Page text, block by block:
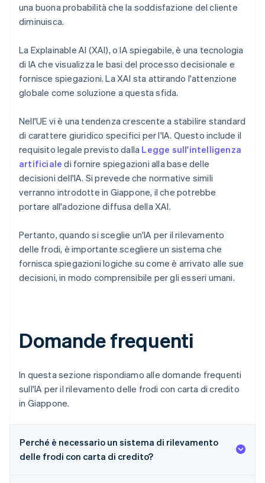
una buona probabilità che la soddisfazione del cliente
diminuisca.
La Explainable AI (XAI), o IA spiegabile, è una tecnologia
di IA che visualizza le basi del processo decisionale e
fornisce spiegazioni. La XAI sta attirando l'attenzione
globale come soluzione a questa sfida.
Nell'UE vi è una tendenza crescente a stabilire standard
di carattere giuridico specifici per l'IA. Questo include il
requisito legale previsto dalla Legge sull'intelligenza
artificiale di fornire spiegazioni alla base delle
decisioni dell'IA. Si prevede che normative simili
verranno introdotte in Giappone, il che potrebbe
portare all'adozione diffusa della XAI.
Pertanto, quando si sceglie un'IA per il rilevamento
delle frodi, è importante scegliere un sistema che
fornisca spiegazioni logiche su come è arrivato alle sue
decisioni, in modo comprensibile per gli esseri umani.
Domande frequenti
In questa sezione rispondiamo alle domande frequenti
sull'IA per il rilevamento delle frodi con carta di credito
in Giappone.
Perché è necessario un sistema di rilevamento
delle frodi con carta di credito?